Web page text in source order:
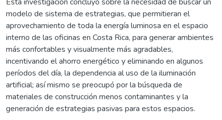
modelo de sistema de estrategias, que permitieran el
aprovechamiento de toda la energía luminosa en el espacio
interno de las oficinas en Costa Rica, para generar ambientes
más confortables y visualmente más agradables,
incentivando el ahorro energético y eliminando en algunos
períodos del día, la dependencia al uso de la iluminación
artificial; así mismo se preocupó por la búsqueda de
materiales de construcción menos contaminantes y la
generación de estrategias pasivas para estos espacios.